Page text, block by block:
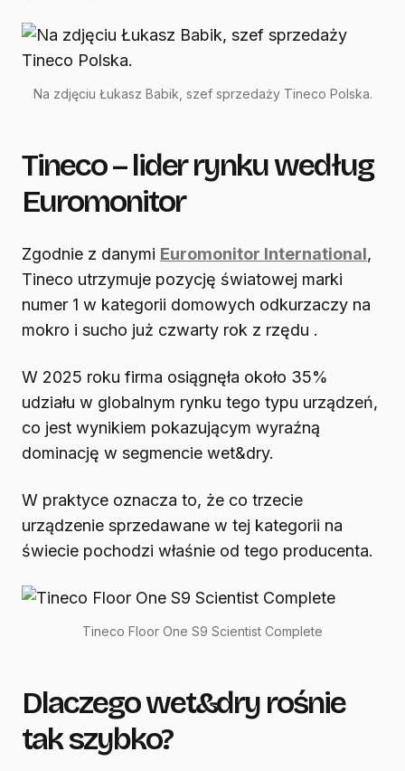
Na zdjęciu Łukasz Babik, szef sprzedaży Tineco Polska.
Tineco – lider rynku według
Euromonitor
Zgodnie z danymi Euromonitor International,
Tineco utrzymuje pozycję światowej marki
numer 1 w kategorii domowych odkurzaczy na
mokro i sucho już czwarty rok z rzędu .
W 2025 roku firma osiągnęła około 35%
udziału w globalnym rynku tego typu urządzeń,
co jest wynikiem pokazującym wyraźną
dominację w segmencie wet&dry.
W praktyce oznacza to, że co trzecie
urządzenie sprzedawane w tej kategorii na
świecie pochodzi właśnie od tego producenta.
Tineco Floor One S9 Scientist Complete
Dlaczego wet&dry rośnie
tak szybko?